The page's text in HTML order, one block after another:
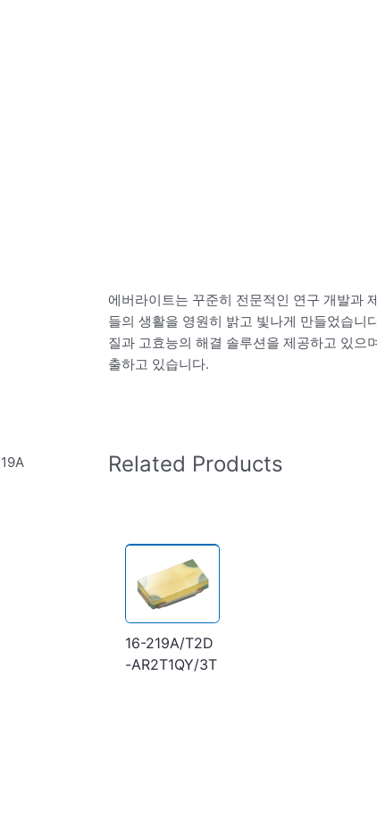
에버라이트는 꾸준히 전문적인 연구 개발과
들의 생활을 영원히 밝고 빛나게 만들었습니
질과 고효능의 해결 솔루션을 제공하고 있으
출하고 있습니다.
Related Products
16-219A/T2D
-AR2T1QY/3T